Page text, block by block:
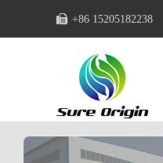
+86 15205182238